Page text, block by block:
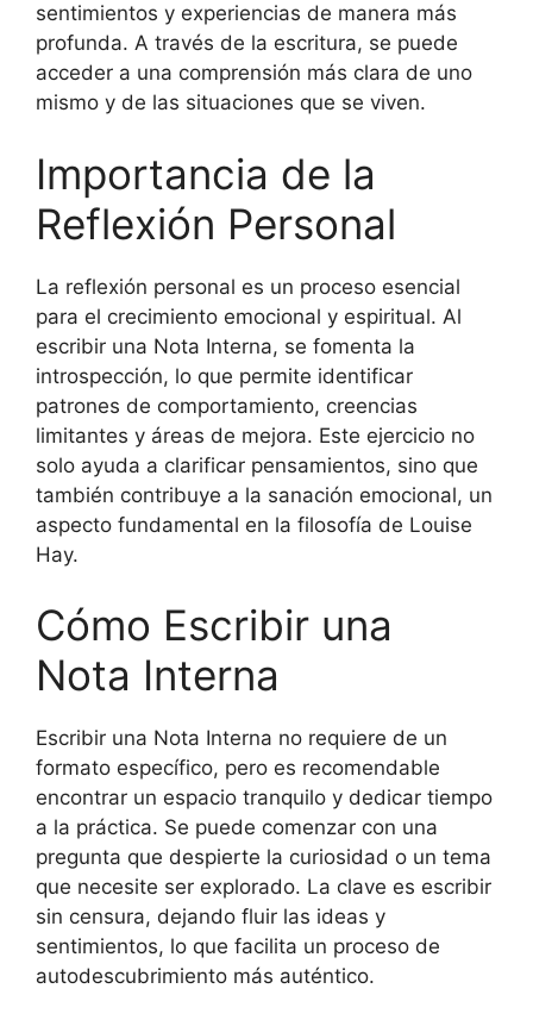
sentimientos y experiencias de manera más
profunda. A través de la escritura, se puede
acceder a una comprensión más clara de uno
mismo y de las situaciones que se viven.
Importancia de la
Reflexión Personal
La reflexión personal es un proceso esencial
para el crecimiento emocional y espiritual. Al
escribir una Nota Interna, se fomenta la
introspección, lo que permite identificar
patrones de comportamiento, creencias
limitantes y áreas de mejora. Este ejercicio no
solo ayuda a clarificar pensamientos, sino que
también contribuye a la sanación emocional, un
aspecto fundamental en la filosofía de Louise
Hay.
Cómo Escribir una
Nota Interna
Escribir una Nota Interna no requiere de un
formato específico, pero es recomendable
encontrar un espacio tranquilo y dedicar tiempo
a la práctica. Se puede comenzar con una
pregunta que despierte la curiosidad o un tema
que necesite ser explorado. La clave es escribir
sin censura, dejando fluir las ideas y
sentimientos, lo que facilita un proceso de
autodescubrimiento más auténtico.